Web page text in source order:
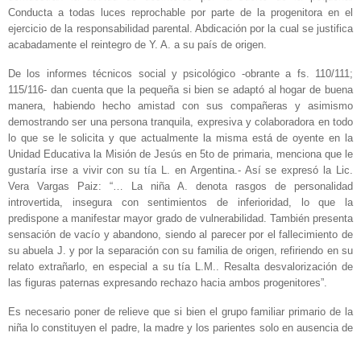
Conducta a todas luces reprochable por parte de la progenitora en el
ejercicio de la responsabilidad parental. Abdicación por la cual se justifica
acabadamente el reintegro de Y. A. a su país de origen.
De los informes técnicos social y psicológico -obrante a fs. 110/111;
115/116- dan cuenta que la pequeña si bien se adaptó al hogar de buena
manera, habiendo hecho amistad con sus compañeras y asimismo
demostrando ser una persona tranquila, expresiva y colaboradora en todo
lo que se le solicita y que actualmente la misma está de oyente en la
Unidad Educativa la Misión de Jesús en 5to de primaria, menciona que le
gustaría irse a vivir con su tía L. en Argentina.- Así se expresó la Lic.
Vera Vargas Paiz: “… La niña A. denota rasgos de personalidad
introvertida, insegura con sentimientos de inferioridad, lo que la
predispone a manifestar mayor grado de vulnerabilidad. También presenta
sensación de vacío y abandono, siendo al parecer por el fallecimiento de
su abuela J. y por la separación con su familia de origen, refiriendo en su
relato extrañarlo, en especial a su tía L.M.. Resalta desvalorización de
las figuras paternas expresando rechazo hacia ambos progenitores”.
Es necesario poner de relieve que si bien el grupo familiar primario de la
niña lo constituyen el padre, la madre y los parientes solo en ausencia de